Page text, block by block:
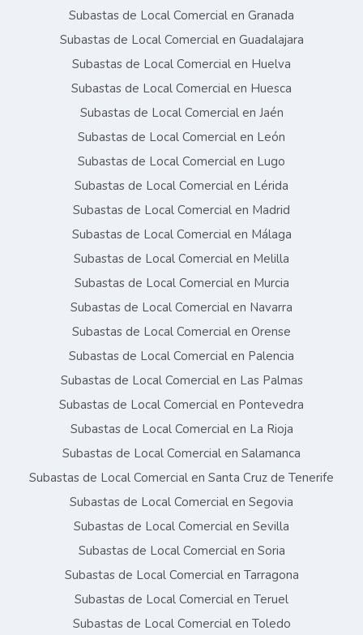
Subastas de Local Comercial en Granada
Subastas de Local Comercial en Guadalajara
Subastas de Local Comercial en Huelva
Subastas de Local Comercial en Huesca
Subastas de Local Comercial en Jaén
Subastas de Local Comercial en León
Subastas de Local Comercial en Lugo
Subastas de Local Comercial en Lérida
Subastas de Local Comercial en Madrid
Subastas de Local Comercial en Málaga
Subastas de Local Comercial en Melilla
Subastas de Local Comercial en Murcia
Subastas de Local Comercial en Navarra
Subastas de Local Comercial en Orense
Subastas de Local Comercial en Palencia
Subastas de Local Comercial en Las Palmas
Subastas de Local Comercial en Pontevedra
Subastas de Local Comercial en La Rioja
Subastas de Local Comercial en Salamanca
Subastas de Local Comercial en Santa Cruz de Tenerife
Subastas de Local Comercial en Segovia
Subastas de Local Comercial en Sevilla
Subastas de Local Comercial en Soria
Subastas de Local Comercial en Tarragona
Subastas de Local Comercial en Teruel
Subastas de Local Comercial en Toledo